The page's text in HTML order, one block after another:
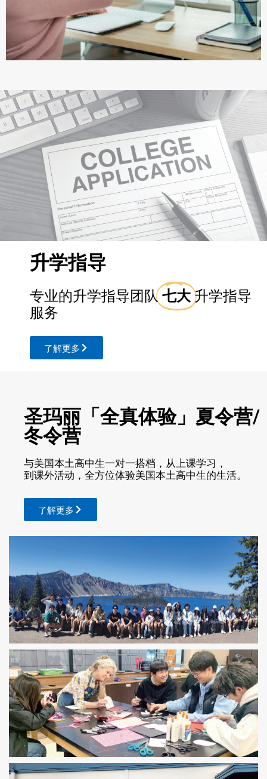
升学指导
专业的升学指导团队 七大 升学指导
服务
了解更多
圣玛丽「全真体验」夏令营/
冬令营
与美国本土高中生一对一搭档，从上课学习，
到课外活动，全方位体验美国本土高中生的生活。
了解更多